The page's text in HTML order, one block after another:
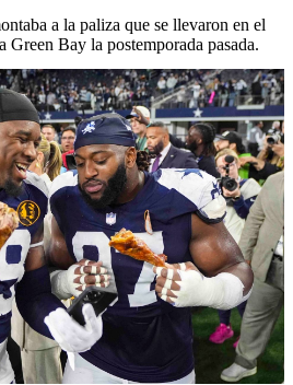
a la paliza que se llevaron en el
Green Bay la postemporada pasada.